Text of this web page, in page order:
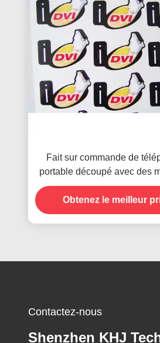
Fait sur commande de
portable découpé avec des
marque la garantie ultra
RoHS
Obtenez le meilleur
Contactez-nous
Shenzhen KHJ